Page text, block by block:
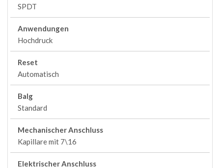
SPDT
Anwendungen
Hochdruck
Reset
Automatisch
Balg
Standard
Mechanischer Anschluss
Kapillare mit 7\16
Elektrischer Anschluss